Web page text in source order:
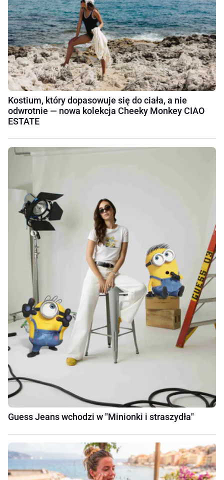
Kostium, który dopasowuje się do ciała, a nie
odwrotnie — nowa kolekcja Cheeky Monkey CIAO
ESTATE
Guess Jeans wchodzi w "Minionki i straszydła"